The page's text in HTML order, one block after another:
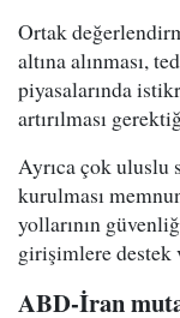
Ortak
altına alınması,
piyasalarında
artırılması
Ayrıca çok uluslu
kurulması
yollarının
girişimlere destek
ABD-İran